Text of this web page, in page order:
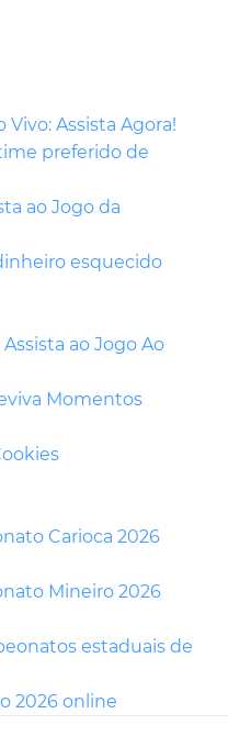
Assista Agora!
preferido de
ao Jogo da
esquecido
ao Jogo Ao
Momentos
Carioca 2026
Mineiro 2026
estaduais de
2026 online